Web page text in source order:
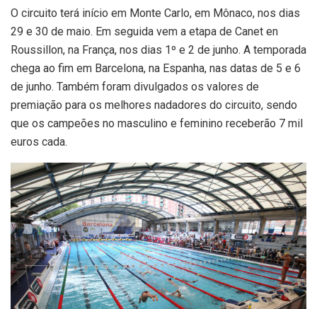
O circuito terá início em Monte Carlo, em Mônaco, nos dias
29 e 30 de maio. Em seguida vem a etapa de Canet en
Roussillon, na França, nos dias 1º e 2 de junho. A temporada
chega ao fim em Barcelona, na Espanha, nas datas de 5 e 6
de junho. Também foram divulgados os valores de
premiação para os melhores nadadores do circuito, sendo
que os campeões no masculino e feminino receberão 7 mil
euros cada.